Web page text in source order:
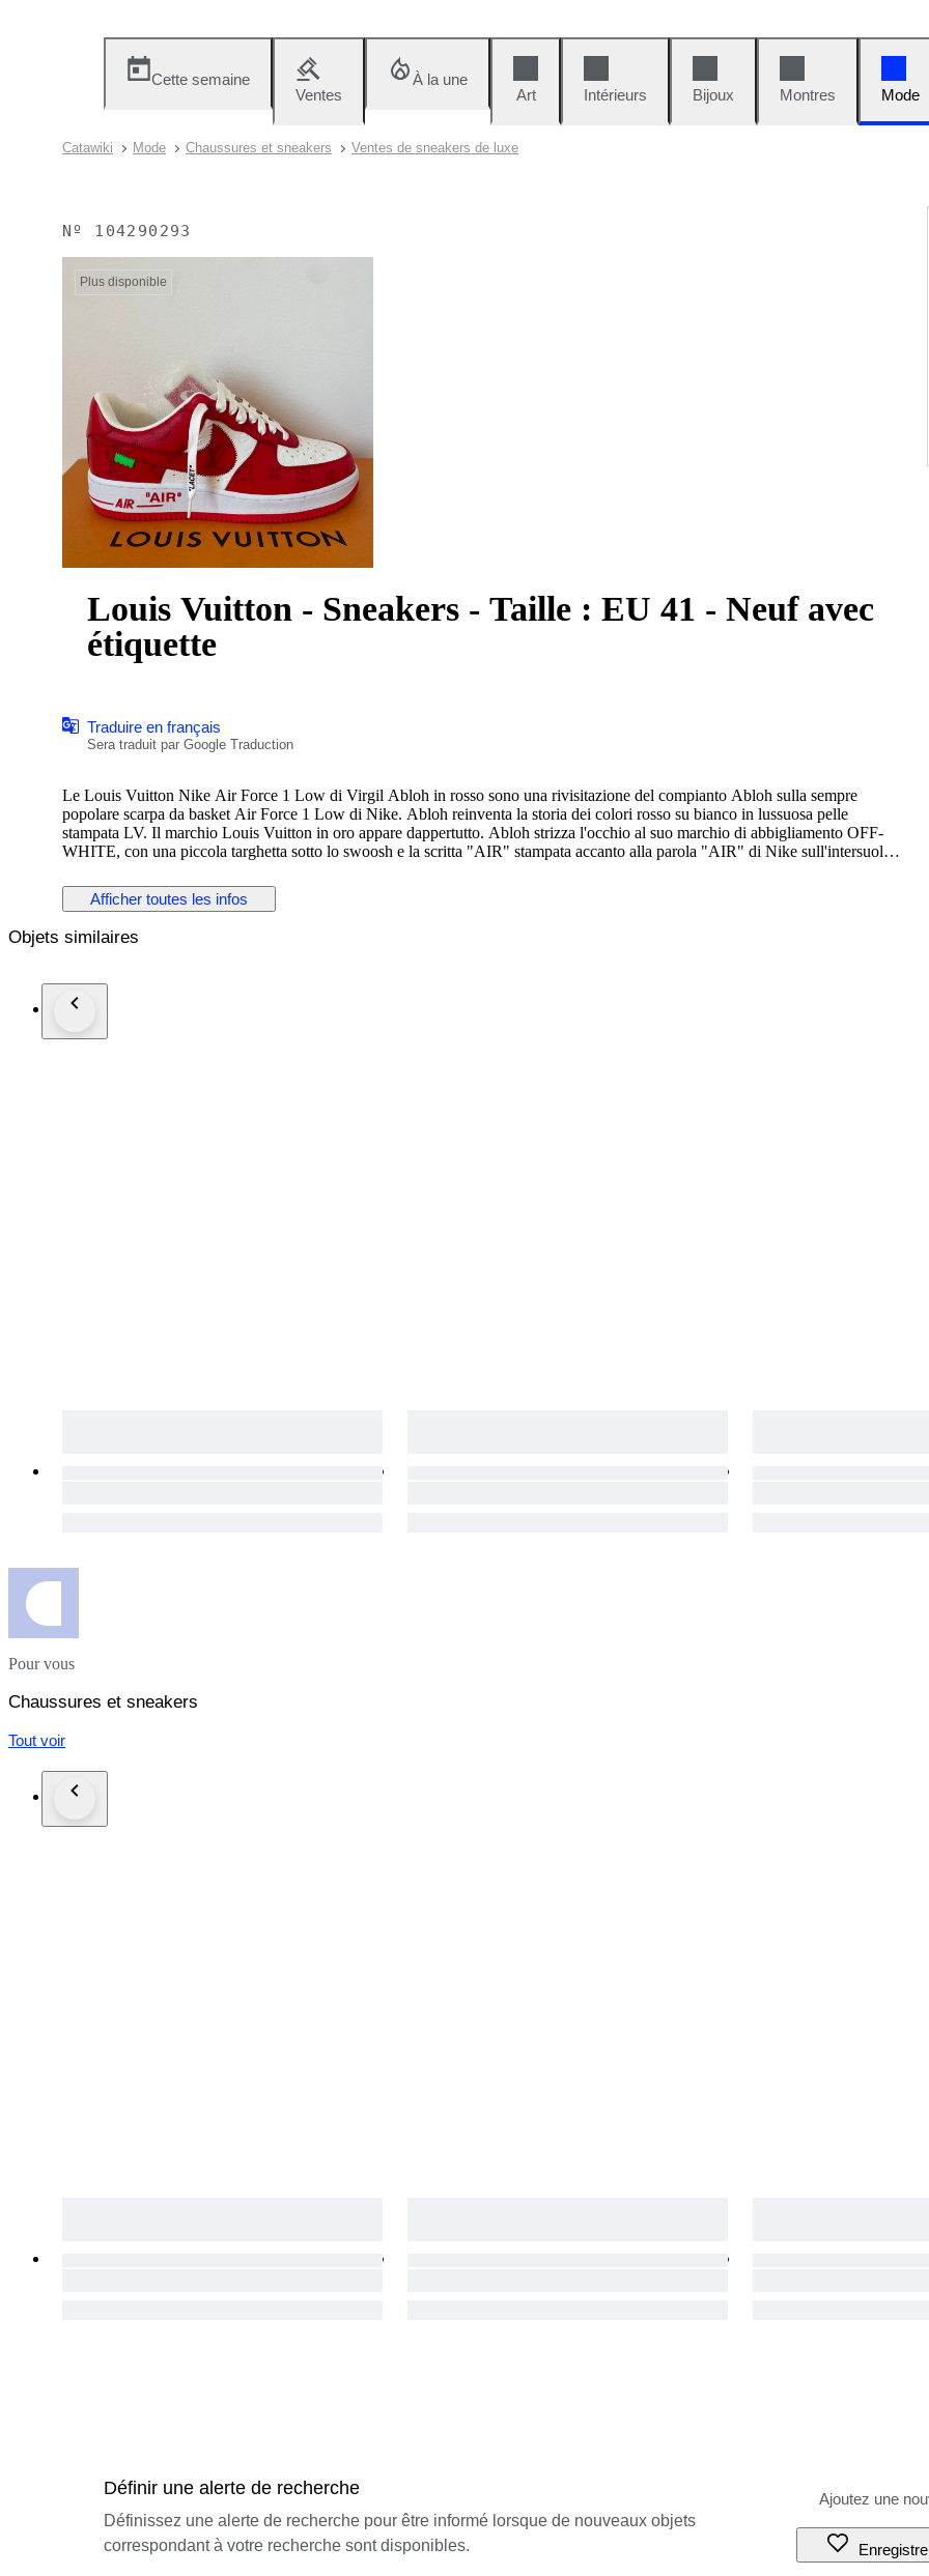
Cette semaine
Ventes
À la une
Art
Intérieurs Bijoux Montres Mode
Catawiki Mode Chaussures et sneakers Ventes de sneakers de luxe
Nº 104290293
Plus disponible
Louis Vuitton - Sneakers - Taille : EU 41 - Neuf avec
étiquette
Traduire en français
Sera traduit par Google Traduction
Le Louis Vuitton Nike Air Force 1 Low di Virgil Abloh in rosso sono una rivisitazione del compianto Abloh sulla sempre
popolare scarpa da basket Air Force 1 Low di Nike. Abloh reinventa la storia dei colori rosso su bianco in lussuosa pelle
stampata LV. Il marchio Louis Vuitton in oro appare dappertutto. Abloh strizza l'occhio al suo marchio di abbigliamento OFF-
WHITE, con una piccola targhetta sotto lo swoosh e la scritta "AIR" stampata accanto alla parola "AIR" di Nike sull'intersuola.
Create nell'ambito di una collaborazione di grande successo, le Vuitton Abloh Nike Air Force 1 Low hanno debuttato come un
vero e proprio oggetto da collezione. Rilasciata solo pochi mesi dopo la prematura morte di Abloh, la colorway in bianco è stata
progetti del designer.
A nostro avviso, la caratteristica migliore delle Louis Vuitton Nike Air Force 1 Low è l'interpretazione chic ma discreta di Abloh
della palette di colori. Le Louis Vuitton Nike Air Force 1 Low di Virgil Abloh in rosso sono uscite il 19 luglio del 2022 per una
Afficher toutes les infos
Objets similaires
Pour vous
Chaussures et sneakers
Tout voir
Définir une alerte de recherche
Définissez une alerte de recherche pour être informé lorsque de nouveaux objets
correspondant à votre recherche sont disponibles.